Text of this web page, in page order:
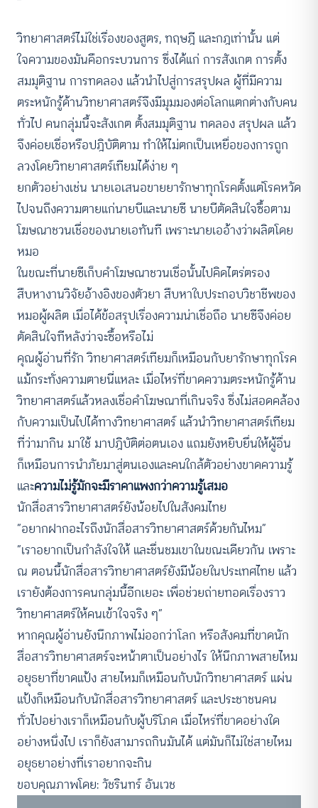
วิทยาศาสตร์ไม่ใช่เรื่องของสูตร, ทฤษฎี และกฎเท่านั้น แต่
ใจความของมันคือกระบวนการ ซึ่งได้แก่ การสังเกต การตั้ง
สมมุติฐาน การทดลอง แล้วนำไปสู่การสรุปผล ผู้ที่มีความ
ตระหนักรู้ด้านวิทยาศาสตร์จึงมีมุมมองต่อโลกแตกต่างกับคน
ทั่วไป คนกลุ่มนี้จะสังเกต ตั้งสมมุติฐาน ทดลอง สรุปผล แล้ว
จึงค่อยเชื่อหรือปฎิบัติตาม ทำให้ไม่ตกเป็นเหยื่อของการถูก
ลวงโดยวิทยาศาสตร์เทียมได้ง่าย ๆ
ยกตัวอย่างเช่น นายเอเสนอขายยารักษาทุกโรคตั้งแต่โรคหวัด
ไปจนถึงความตายแก่นายบีและนายซี นายบีตัดสินใจซื้อตาม
โฆษณาชวนเชื่อของนายเอทันที เพราะนายเออ้างว่าผลิตโดย
หมอ
ในขณะที่นายซีเก็บคำโฆษณาชวนเชื่อนั้นไปคิดไตร่ตรอง
สืบหางานวิจัยอ้างอิงของตัวยา สืบหาใบประกอบวิชาชีพของ
หมอผู้ผลิต เมื่อได้ข้อสรุปเรื่องความน่าเชื่อถือ นายซีจึงค่อย
ตัดสินใจทีหลังว่าจะซื้อหรือไม่
คุณผู้อ่านที่รัก วิทยาศาสตร์เทียมก็เหมือนกับยารักษาทุกโรค
แม้กระทั่งความตายนี่แหละ เมื่อไหร่ที่ขาดความตระหนักรู้ด้าน
วิทยาศาสตร์แล้วหลงเชื่อคำโฆษณาที่เกินจริง ซึ่งไม่สอดคล้อง
กับความเป็นไปได้ทางวิทยาศาสตร์ แล้วนำวิทยาศาสตร์เทียม
ที่ว่ามากิน มาใช้ มาปฎิบัติต่อตนเอง แถมยังหยิบยื่นให้ผู้อื่น
ก็เหมือนการนำภัยมาสู่ตนเองและคนใกล้ตัวอย่างขาดความรู้
และความไม่รู้มักจะมีราคาแพงกว่าความรู้เสมอ
นักสื่อสารวิทยาศาสตร์ยังน้อยไปในสังคมไทย
“อยากฝากอะไรถึงนักสื่อสารวิทยาศาสตร์ด้วยกันไหม”
“เราอยากเป็นกำลังใจให้ และชื่นชมเขาในขณะเดียวกัน เพราะ
ณ ตอนนี้นักสื่อสารวิทยาศาสตร์ยังมีน้อยในประเทศไทย แล้ว
เรายังต้องการคนกลุ่มนี้อีกเยอะ เพื่อช่วยถ่ายทอดเรื่องราว
วิทยาศาสตร์ให้คนเข้าใจจริง ๆ”
หากคุณผู้อ่านยังนึกภาพไม่ออกว่าโลก หรือสังคมที่ขาดนัก
สื่อสารวิทยาศาสตร์จะหน้าตาเป็นอย่างไร ให้นึกภาพสายไหม
อยุธยาที่ขาดแป้ง สายไหมก็เหมือนกับนักวิทยาศาสตร์ แผ่น
แป้งก็เหมือนกับนักสื่อสารวิทยาศาสตร์ และประชาชนคน
ทั่วไปอย่างเราก็เหมือนกับผู้บริโภค เมื่อไหร่ที่ขาดอย่างใด
อย่างหนึ่งไป เราก็ยังสามารถกินมันได้ แต่มันก็ไม่ใช่สายไหม
อยุธยาอย่างที่เราอยากจะกิน
ขอบคุณภาพโดย: วัชรินทร์ อันเวช